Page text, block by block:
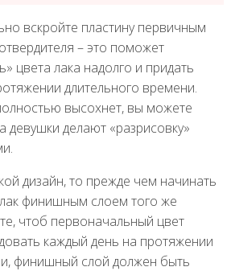
вскройте пластину первичным
– это поможет
цвета лака надолго и придать
длительного времени.
высохнет, вы можете
девушки делают «разрисовку»
дизайн, то прежде чем начинать
финишным слоем того же
чтоб первоначальный цвет
каждый день на протяжении
финишный слой должен быть